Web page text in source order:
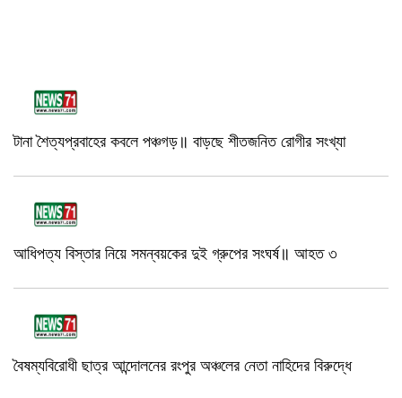
টানা শৈত্যপ্রবাহের কবলে পঞ্চগড়॥ বাড়ছে শীতজনিত রোগীর সংখ্যা
আধিপত্য বিস্তার নিয়ে সমন্বয়কের দুই গ্রুপের সংঘর্ষ॥ আহত ৩
বৈষম্যবিরোধী ছাত্র আন্দোলনের রংপুর অঞ্চলের নেতা নাহিদের বিরুদ্ধে